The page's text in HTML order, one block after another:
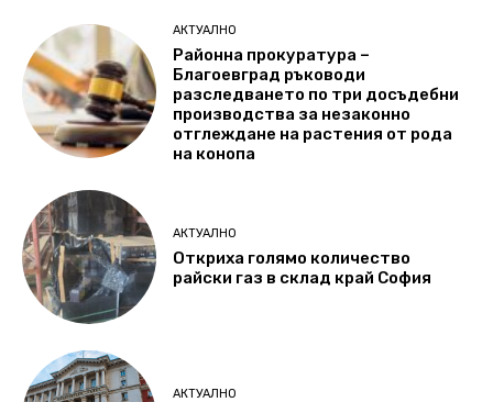
АКТУАЛНО
Районна прокуратура –
Благоевград ръководи
разследването по три досъдебни
производства за незаконно
отглеждане на растения от рода
на конопа
АКТУАЛНО
Откриха голямо количество
райски газ в склад край София
АКТУАЛНО